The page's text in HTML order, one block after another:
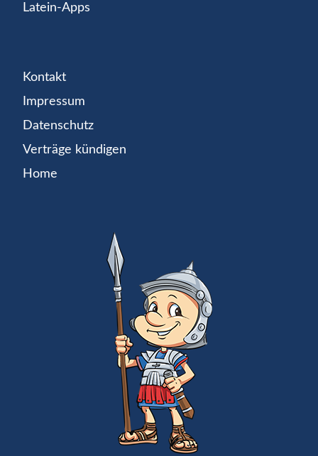
Latein-Apps
Kontakt
Impressum
Datenschutz
Verträge kündigen
Home